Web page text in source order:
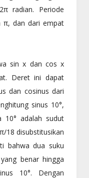
radian. Periode
π, dan dari empat
sin x dan cos x
Deret ini dapat
dan cosinus dari
sinus 10°,
10° adalah sudut
18 disubstitusikan
bahwa dua suku
benar hingga
10°. Dengan